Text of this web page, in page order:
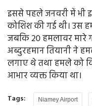
इससे पहले जनवरी में भी
कोशिश की गई थी। उस
जबकि 20 हमलावर मारे
अब्दुरहमान तियानी ने
लगाए थे तथा हमले को
आभार व्यक्त किया था।
Tags: Niamey Airport